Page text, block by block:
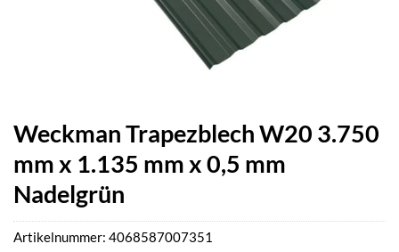
Weckman Trapezblech W20 3.750
mm x 1.135 mm x 0,5 mm
Nadelgrün
Artikelnummer: 4068587007351